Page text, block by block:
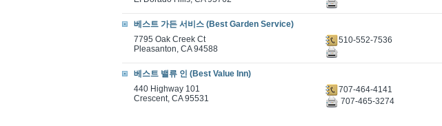
베스트 가든 서비스 (Best Garden Service)
7795 Oak Creek Ct
Pleasanton, CA 94588
510-552-7536
베스트 밸류 인 (Best Value Inn)
440 Highway 101
Crescent, CA 95531
707-464-4141
707-465-3274